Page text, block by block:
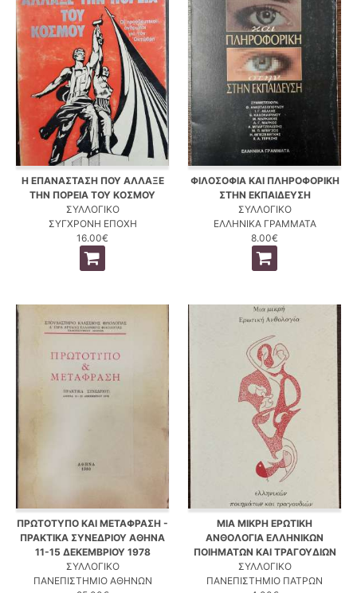
Η ΕΠΑΝΑΣΤΑΣΗ ΠΟΥ ΑΛΛΑΞΕ
ΤΗΝ ΠΟΡΕΙΑ ΤΟΥ ΚΟΣΜΟΥ
ΣΥΛΛΟΓΙΚΟ
ΣΥΓΧΡΟΝΗ ΕΠΟΧΗ
16.00€
ΦΙΛΟΣΟΦΙΑ ΚΑΙ ΠΛΗΡΟΦΟΡΙΚΗ
ΣΤΗΝ ΕΚΠΑΙΔΕΥΣΗ
ΣΥΛΛΟΓΙΚΟ
ΕΛΛΗΝΙΚΑ ΓΡΑΜΜΑΤΑ
8.00€
ΠΡΩΤΟΤΥΠΟ ΚΑΙ ΜΕΤΑΦΡΑΣΗ -
ΠΡΑΚΤΙΚΑ ΣΥΝΕΔΡΙΟΥ ΑΘΗΝΑ
11-15 ΔΕΚΕΜΒΡΙΟΥ 1978
ΣΥΛΛΟΓΙΚΟ
ΠΑΝΕΠΙΣΤΗΜΙΟ ΑΘΗΝΩΝ
ΜΙΑ ΜΙΚΡΗ ΕΡΩΤΙΚΗ
ΑΝΘΟΛΟΓΙΑ ΕΛΛΗΝΙΚΩΝ
ΠΟΙΗΜΑΤΩΝ ΚΑΙ ΤΡΑΓΟΥΔΙΩΝ
ΣΥΛΛΟΓΙΚΟ
ΠΑΝΕΠΙΣΤΗΜΙΟ ΠΑΤΡΩΝ